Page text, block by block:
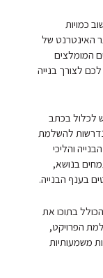
כמויות
האינטרנט של
המומלצים
לצורך בנייה
לכלול בכתב
להשלמת
והליכי
בנושא,
בענף הבנייה.
בתוכו את
הפרויקט,
משמעותיות